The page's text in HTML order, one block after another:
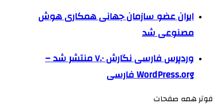
ایران عضو سازمان جهانی همکاری هوش
مصنوعی شد
وردپرس فارسی نگارش ۷.۰ منتشر شد –
WordPress.org فارسی
فوتر همه صفحات